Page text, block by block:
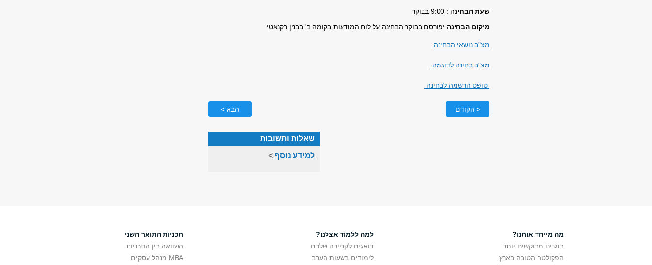
שעת הבחינה : 9:00 בבוקר
מיקום הבחינה יפורסם בבוקר הבחינה על לוח המודעות בקומה ב' בבנין רקנאטי
מצ"ב נושאי הבחינה
מצ"ב בחינה לדוגמה
טופס הרשמה לבחינה
< הקודם הבא >
שאלות ותשובות
למידע נוסף >
מה מייחד אותנו?
בוגרינו מבוקשים יותר
הפקולטה הטובה בארץ
למה ללמוד אצלנו?
דואגים לקריירה שלכם
לימודים בשעות הערב
תכניות התואר השני
השוואה בין התכניות
MBA מנהל עסקים